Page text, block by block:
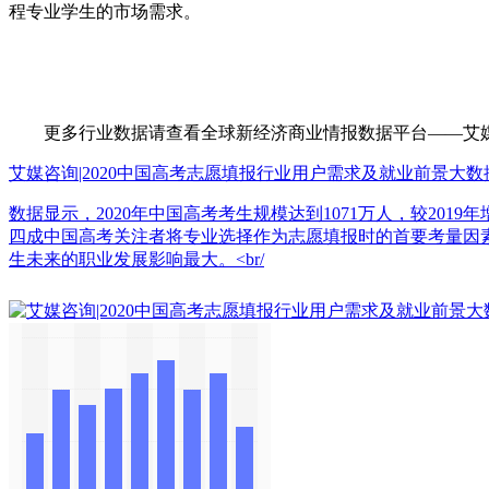
程专业学生的市场需求。
更多行业数据请查看全球新经济商业情报数据平台——艾媒
艾媒咨询|2020中国高考志愿填报行业用户需求及就业前景大数
数据显示，2020年中国高考考生规模达到1071万人，较2019
四成中国高考关注者将专业选择作为志愿填报时的首要考量
生未来的职业发展影响最大。<br/